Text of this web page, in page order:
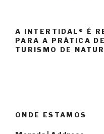
A INTERTIDAL® É
PARA A PRÁTICA
TURISMO DE
ONDE ESTAMOS